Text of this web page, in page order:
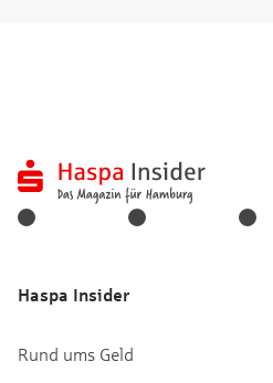
Haspa Insider
Rund ums Geld